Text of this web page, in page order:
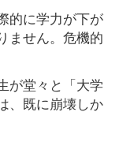
的に学力が下が
ません。危機的
が堂々と「大学
、既に崩壊しか